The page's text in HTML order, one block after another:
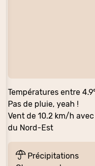
Températures entre
Pas de pluie, yeah !
Vent de 10.2 km/h
du Nord-Est
Précipitations